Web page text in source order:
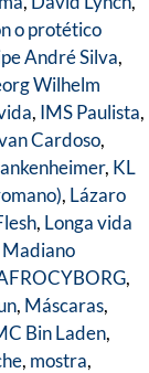
o protético
André Silva,
Wilhelm
, IMS Paulista,
Cardoso,
, KL
, Lázaro
, Longa vida
Madiano
,
, Máscaras,
Bin Laden,
, mostra,